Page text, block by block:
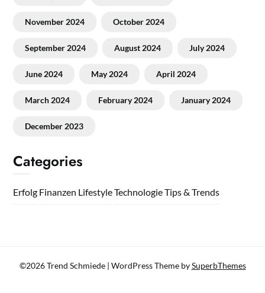
November 2024 October 2024
September 2024 August 2024 July 2024
June 2024 May 2024 April 2024
March 2024 February 2024 January 2024
December 2023
Categories
Erfolg Finanzen LifestyleTechnologieTips & Trends
©2026 Trend Schmiede | WordPress Theme bySuperbThemes